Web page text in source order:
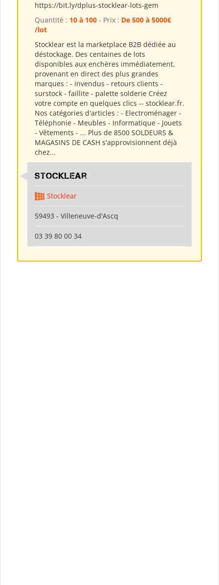
https://bit.ly/dplus-stocklear-lots-gem
Quantité : 10 à 100 - Prix : De 500 à 5000€
/lot
Stocklear est la marketplace B2B dédiée au
déstockage. Des centaines de lots
disponibles aux enchères immédiatement,
provenant en direct des plus grandes
marques : - invendus - retours clients -
surstock - faillite - palette solderie Créez
votre compte en quelques clics -- stocklear.fr.
Nos catégories d'articles : - Electroménager -
Téléphonie - Meubles - Informatique - Jouets
- Vêtements - ... Plus de 8500 SOLDEURS &
MAGASINS DE CASH s'approvisionnent déjà
chez...
Stocklear
Stocklear
59493 - Villeneuve-d'Ascq
03 39 80 00 34